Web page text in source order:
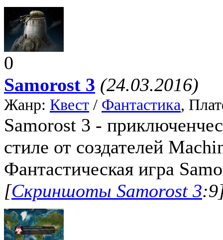
0
Samorost 3 (24.03.2016)
Жанр: Квест / Фантастика,
Samorost 3 -
стиле от создателей
Фантастическая игра
[Скриншоты Samorost 3